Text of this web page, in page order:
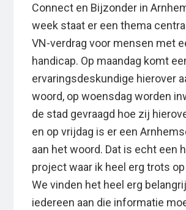
Connect en Bijzonder in
week staat er een thema
VN-verdrag voor mensen met
handicap. Op maandag komt
ervaringsdeskundige hierover
woord, op woensdag worden
de stad gevraagd hoe zij
en op vrijdag is er een
aan het woord. Dat is echt een
project waar ik heel erg trots op
We vinden het heel erg
iedereen aan die informatie